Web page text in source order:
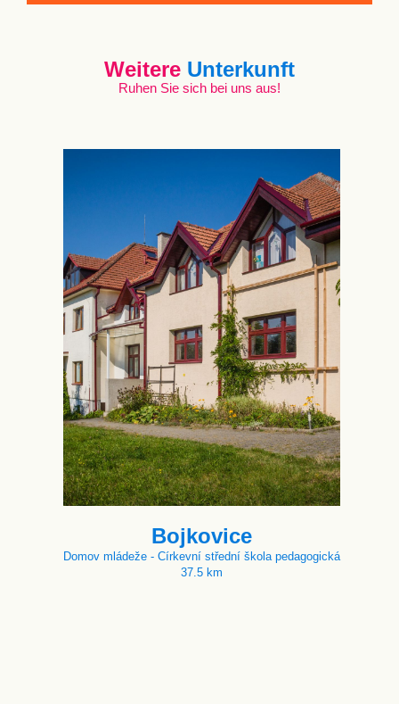
Weitere Unterkunft
Ruhen Sie sich bei uns aus!
Bojkovice
Domov mládeže - Církevní střední škola pedagogická
37.5 km